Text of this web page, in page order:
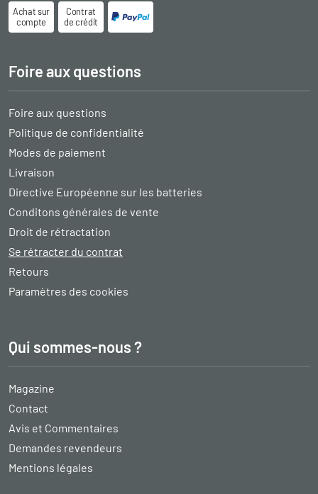
Achat sur
compte
Contrat
de crédit
Foire aux questions
Foire aux questions
Politique de confidentialité
Modes de paiement
Livraison
Directive Européenne sur les batteries
Conditons générales de vente
Droit de rétractation
Se rétracter du contrat
Retours
Paramètres des cookies
Qui sommes-nous ?
Magazine
Contact
Avis et Commentaires
Demandes revendeurs
Mentions légales